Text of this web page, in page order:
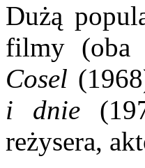
Dużą
filmy (oba
Cosel
i dnie
reżysera,